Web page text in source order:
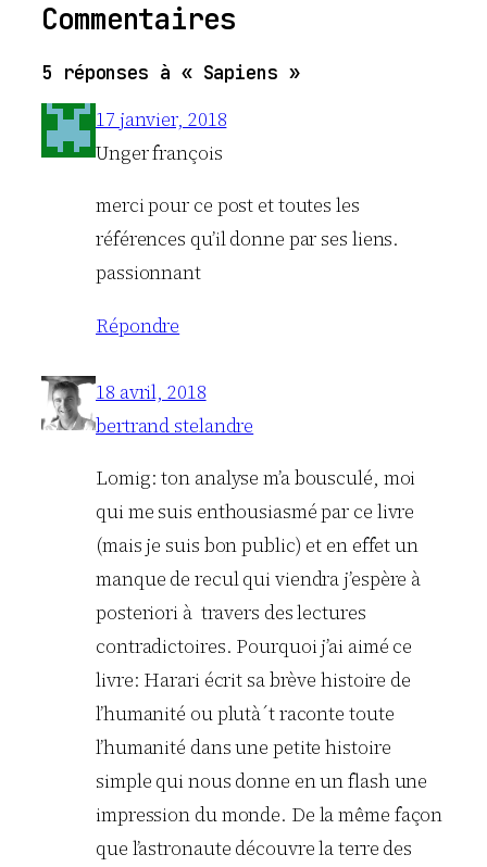
Commentaires
5 réponses à « Sapiens »
17 janvier, 2018
Unger françois
merci pour ce post et toutes les
références qu’il donne par ses liens.
passionnant
Répondre
18 avril, 2018
bertrand stelandre
Lomig: ton analyse m’a bousculé, moi
qui me suis enthousiasmé par ce livre
(mais je suis bon public) et en effet un
manque de recul qui viendra j’espère à
posteriori à travers des lectures
contradictoires. Pourquoi j’ai aimé ce
livre: Harari écrit sa brève histoire de
l’humanité ou plutà´t raconte toute
l’humanité dans une petite histoire
simple qui nous donne en un flash une
impression du monde. De la même façon
que l’astronaute découvre la terre des